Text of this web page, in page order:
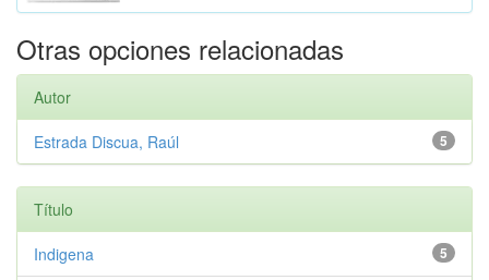
Otras opciones relacionadas
Autor
5
Estrada Discua, Raúl
Título
5
Indigena